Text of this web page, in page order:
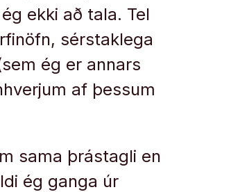
ekki að tala. Tel
sérstaklega
ég er annars
af þessum
sama þrástagli en
ég ganga úr